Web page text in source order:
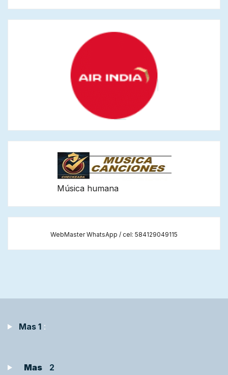
Música humana
WebMaster WhatsApp / cel: 584129049115
Mas 1 :
Mas 2